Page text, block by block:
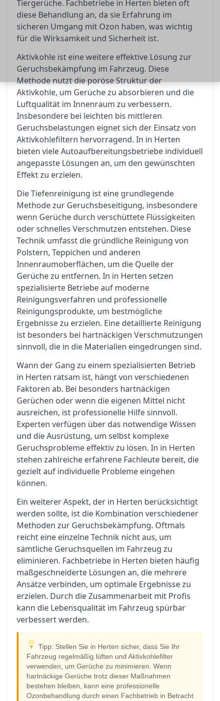
Tiergerüche. Fachbetriebe in Herten bieten oft
diese Behandlung an, da sie Erfahrung im
sicheren Umgang mit Ozon haben, was wichtig
für die Wirksamkeit und Sicherheit ist.
Aktivkohle ist eine weitere effektive Lösung zur
Geruchsbekämpfung im Fahrzeug. Diese
Methode nutzt die poröse Struktur der
Aktivkohle, um Gerüche zu absorbieren und die
Luftqualität im Innenraum zu verbessern.
Insbesondere bei leichten bis mittleren
Geruchsbelastungen eignet sich der Einsatz von
Aktivkohlefiltern hervorragend. In in Herten
bieten viele Autoaufbereitungsbetriebe individuell
angepasste Lösungen an, um den gewünschten
Effekt zu erzielen.
Die Tiefenreinigung ist eine grundlegende
Methode zur Geruchsbeseitigung, insbesondere
wenn Gerüche durch verschüttete Flüssigkeiten
oder schnelles Verschmutzen entstehen. Diese
Technik umfasst die gründliche Reinigung von
Polstern, Teppichen und anderen
Innenraumoberflächen, um die Quelle der
Gerüche zu entfernen. In in Herten setzen
spezialisierte Betriebe auf moderne
Reinigungsverfahren und professionelle
Reinigungsprodukte, um bestmögliche
Ergebnisse zu erzielen. Eine detaillierte Reinigung
ist besonders bei hartnäckigen Verschmutzungen
sinnvoll, die in die Materialien eingedrungen sind.
Wann der Gang zu einem spezialisierten Betrieb
in Herten ratsam ist, hängt von verschiedenen
Faktoren ab. Bei besonders hartnäckigen
Gerüchen oder wenn die eigenen Mittel nicht
ausreichen, ist professionelle Hilfe sinnvoll.
Experten verfügen über das notwendige Wissen
und die Ausrüstung, um selbst komplexe
Geruchsprobleme effektiv zu lösen. In in Herten
stehen zahlreiche erfahrene Fachleute bereit, die
gezielt auf individuelle Probleme eingehen
können.
Ein weiterer Aspekt, der in Herten berücksichtigt
werden sollte, ist die Kombination verschiedener
Methoden zur Geruchsbekämpfung. Oftmals
reicht eine einzelne Technik nicht aus, um
sämtliche Geruchsquellen im Fahrzeug zu
eliminieren. Fachbetriebe in Herten bieten häufig
maßgeschneiderte Lösungen an, die mehrere
Ansätze verbinden, um optimale Ergebnisse zu
erzielen. Durch die Zusammenarbeit mit Profis
kann die Lebensqualität im Fahrzeug spürbar
verbessert werden.
Tipp: Stellen Sie in Herten sicher, dass Sie Ihr
Fahrzeug regelmäßig lüften und Aktivkohlefilter
verwenden, um Gerüche zu minimieren. Wenn
hartnäckige Gerüche trotz dieser Maßnahmen
bestehen bleiben, kann eine professionelle
Ozonbehandlung durch einen Fachbetrieb in Betracht